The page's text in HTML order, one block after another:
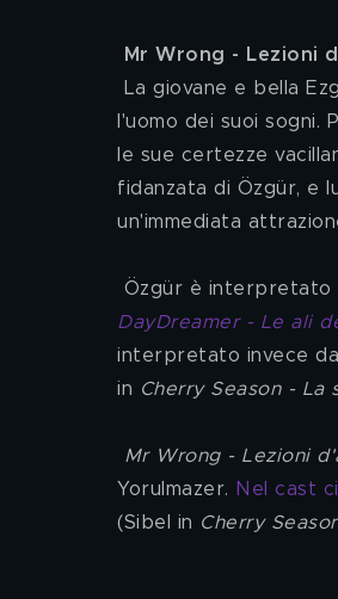
Mr Wrong - Lezioni
l'uomo dei suoi sogni.
le sue certezze
fidanzata di Özgür, e
un'immediata
Özgür è interpretato
DayDreamer - Le ali
interpretato invece da
in Cherry Season - La
Mr Wrong - Lezioni
Yorulmazer.
Nel cast
(Sibel in Cherry